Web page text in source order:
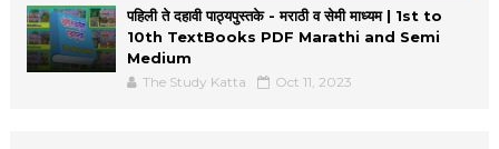
पहिली ते दहावी पाठ्यपुस्तके - मराठी व सेमी माध्यम | 1st to
10th TextBooks PDF Marathi and Semi
Medium
The Study Katta Oct 11, 2023